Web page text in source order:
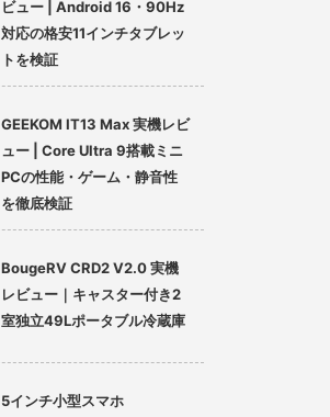
ビュー | Android 16・90Hz
対応の格安11インチタブレッ
トを検証
GEEKOM IT13 Max 実機レビ
ュー | Core Ultra 9搭載ミニ
PCの性能・ゲーム・静音性
を徹底検証
BougeRV CRD2 V2.0 実機
レビュー｜キャスター付き2
室独立49Lポータブル冷蔵庫
5インチ小型スマホ